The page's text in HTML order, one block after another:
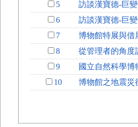
5
訪談漢寶德-巨
6
訪談漢寶德-巨
7
博物館特展與借
8
從管理者的角度
9
國立自然科學
10
博物館之地震災